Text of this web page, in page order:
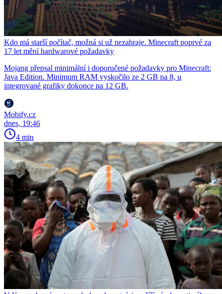
Kdo má starší počítač, možná si už nezahraje. Minecraft poprvé za
17 let mění hardwarové požadavky
Mojang přepsal minimální i doporučené požadavky pro Minecraft:
Java Edition. Minimum RAM vyskočilo ze 2 GB na 8, u
integrované grafiky dokonce na 12 GB.
Mobify.cz
dnes, 19:46
4 min